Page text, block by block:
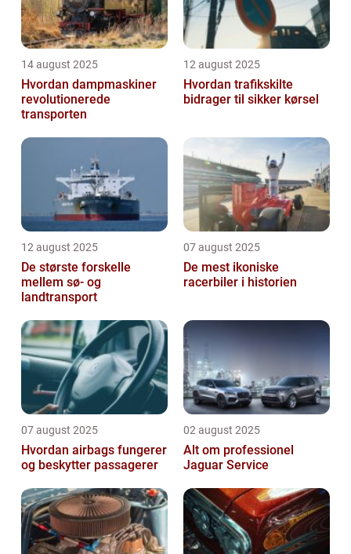
14 august 2025
Hvordan dampmaskiner
revolutionerede
transporten
12 august 2025
Hvordan trafikskilte
bidrager til sikker kørsel
12 august 2025
De største forskelle
mellem sø- og
landtransport
07 august 2025
De mest ikoniske
racerbiler i historien
07 august 2025
Hvordan airbags fungerer
og beskytter passagerer
02 august 2025
Alt om professionel
Jaguar Service